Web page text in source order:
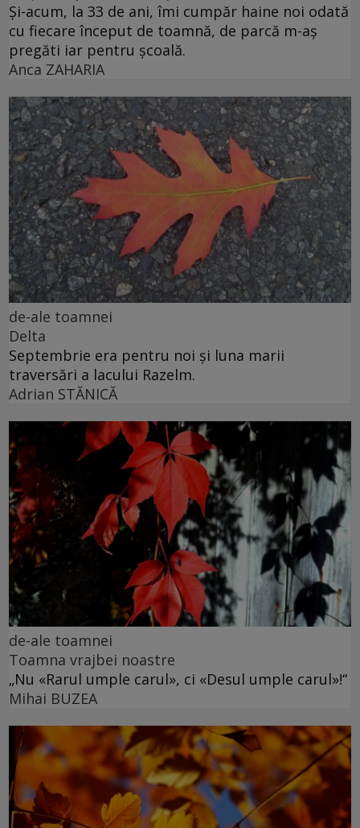
Și-acum, la 33 de ani, îmi cumpăr haine noi odată
cu fiecare început de toamnă, de parcă m-aș
pregăti iar pentru școală.
Anca ZAHARIA
de-ale toamnei
Delta
Septembrie era pentru noi și luna marii
traversări a lacului Razelm.
Adrian STĂNICĂ
de-ale toamnei
Toamna vrajbei noastre
„Nu «Rarul umple carul», ci «Desul umple carul»!“
Mihai BUZEA